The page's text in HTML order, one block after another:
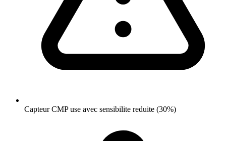
Capteur CMP use avec sensibilite reduite (30%)